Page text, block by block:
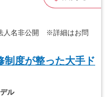
人名非公開 ※詳細はお問
度が整った大手ド
ル